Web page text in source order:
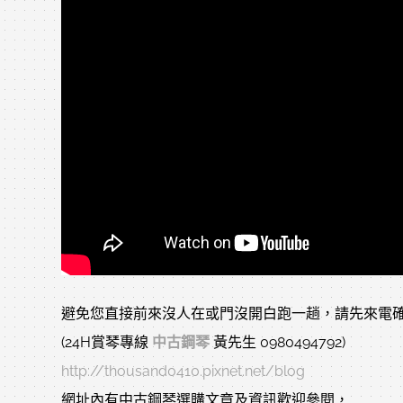
避免您直接前來沒人在或門沒開白跑一趟，請先來電
(24H賞琴專線 中古鋼琴黃先生 0980494792)
http://thousand0410.pixnet.net/blog